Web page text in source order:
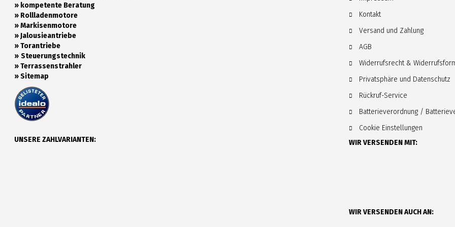
» kompetente Beratung
» Rollladenmotore
»Markisenmotore
»Jalousieantriebe
»Torantriebe
» Steuerungstechnik
»Terrassenstrahler
»Sitemap
Kontakt
Versand und Zahlung
AGB
Widerrufsrecht &
Privatsphäre und Datenschutz
Rückruf-Service
Batterieverordnung /
Cookie Einstellungen
UNSERE ZAHLVARIANTEN:
WIR VERSENDEN MIT:
WIR VERSENDEN AUCH AN: